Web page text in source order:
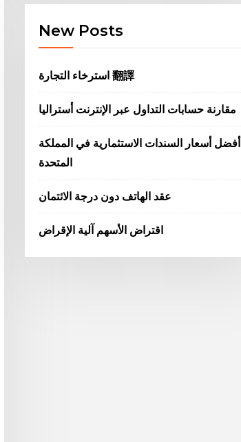
New Posts
استرخاء التجارة 翻譯
مقارنة حسابات التداول عبر الإنترنت أستراليا
أفضل أسعار السندات الاستثمارية في المملكة
المتحدة
عقد الهاتف دون درجة الائتمان
اقتراض الأسهم آلية الإقراض